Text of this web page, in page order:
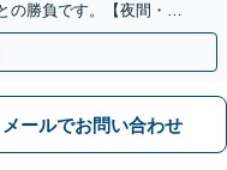
の勝負です。【夜間・休
メールでお問い合わせ